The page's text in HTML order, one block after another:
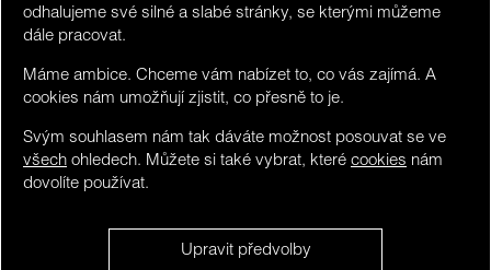
odhalujeme své silné a slabé stránky, se kterými můžeme
dále pracovat.
Máme ambice. Chceme vám nabízet to, co vás zajímá. A
cookies nám umožňují zjistit, co přesně to je.
Svým souhlasem nám tak dáváte možnost posouvat se ve
všech ohledech. Můžete si také vybrat, které cookies nám
dovolíte používat.
Upravit předvolby
We detected you maybe do not speak Czech. You can